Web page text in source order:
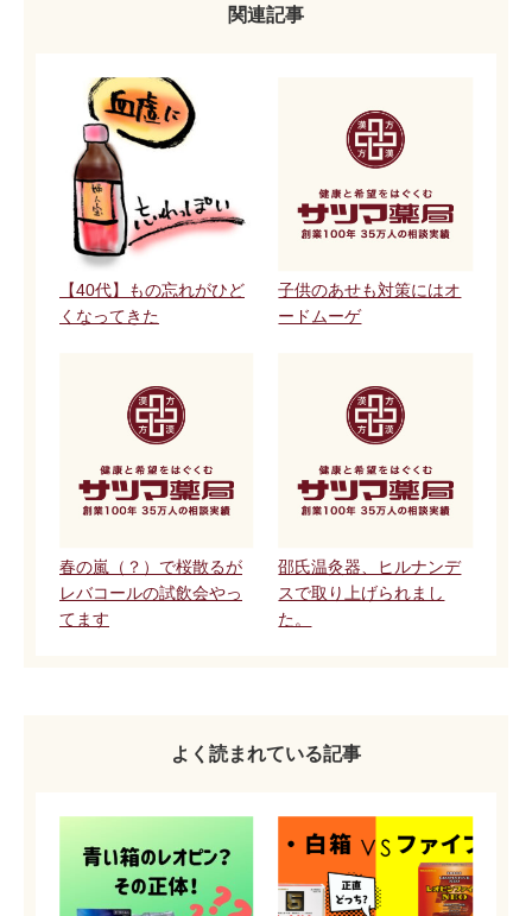
関連記事
【40代】もの忘れがひど
くなってきた
子供のあせも対策にはオ
ードムーゲ
春の嵐（？）で桜散るが
レバコールの試飲会やっ
てます
邵氏温灸器、ヒルナンデ
スで取り上げられまし
た。
よく読まれている記事